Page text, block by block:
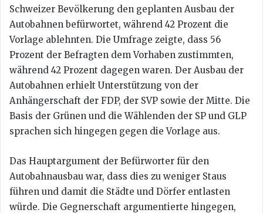
Schweizer Bevölkerung den geplanten Ausbau der
Autobahnen befürwortet, während 42 Prozent die
Vorlage ablehnten. Die Umfrage zeigte, dass 56
Prozent der Befragten dem Vorhaben zustimmten,
während 42 Prozent dagegen waren. Der Ausbau der
Autobahnen erhielt Unterstützung von der
Anhängerschaft der FDP, der SVP sowie der Mitte. Die
Basis der Grünen und die Wählenden der SP und GLP
sprachen sich hingegen gegen die Vorlage aus.
Das Hauptargument der Befürworter für den
Autobahnausbau war, dass dies zu weniger Staus
führen und damit die Städte und Dörfer entlasten
würde. Die Gegnerschaft argumentierte hingegen,